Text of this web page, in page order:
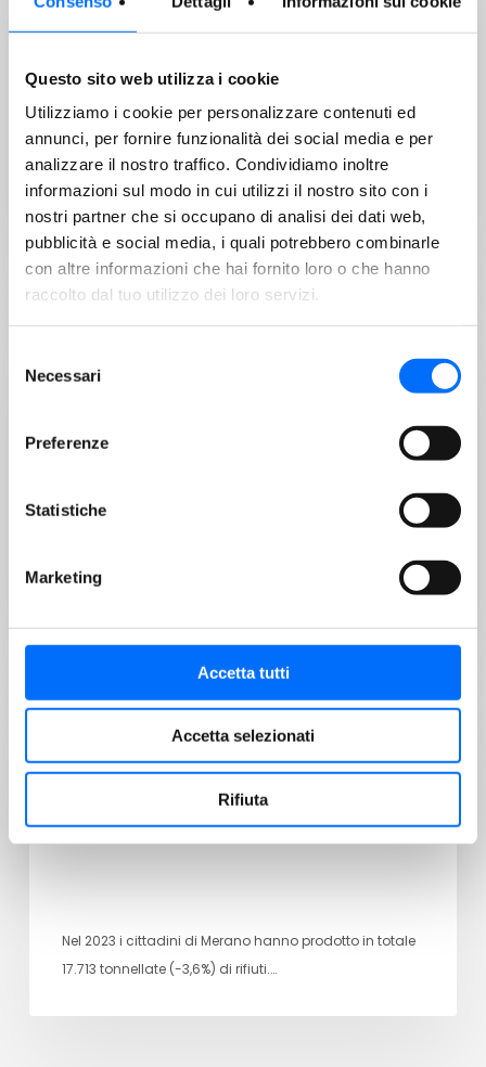
Questo sito web utilizza i cookie
Utilizziamo i cookie per personalizzare contenuti ed
annunci, per fornire funzionalità dei social media e per
analizzare il nostro traffico. Condividiamo inoltre
informazioni sul modo in cui utilizzi il nostro sito con i
nostri partner che si occupano di analisi dei dati web,
pubblicità e social media, i quali potrebbero combinarle
con altre informazioni che hai fornito loro o che hanno
raccolto dal tuo utilizzo dei loro servizi.
delNecessari
Preferenze
Statistiche
Marketing
Accetta tutti
Accetta selezionati
Rifiuta
Variazione del codice SDI per l’invio
Gentili Fornitori, desideriamo informarvi che, a partire
dal 01 Gennaio 2026, il nostro codice destinatario…
AZIENDA
11/04/2024
proclamato dai sindacati per le prime…
AZIENDA
22/03/2024
Merano sempre più riciclona
Nel 2023 i cittadini di Merano hanno prodotto in totale
17.713 tonnellate (-3,6%) di rifiuti.…